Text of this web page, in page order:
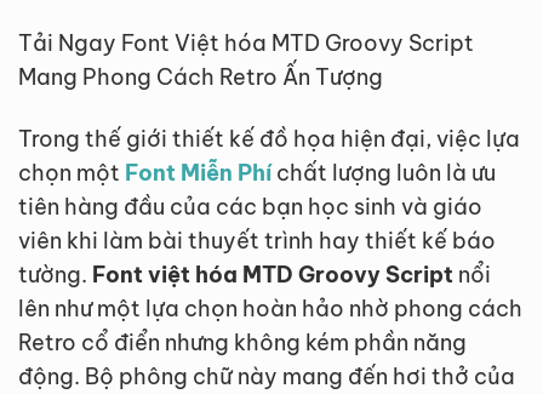
Tải Ngay Font Việt hóa MTD Groovy Script
Mang Phong Cách Retro Ấn Tượng
Trong thế giới thiết kế đồ họa hiện đại, việc lựa
chọn một Font Miễn Phíchất lượng luôn là ưu
tiên hàng đầu của các bạn học sinh và giáo
viên khi làm bài thuyết trình hay thiết kế báo
tường. Font việt hóa MTD Groovy Script nổi
lên như một lựa chọn hoàn hảo nhờ phong cách
Retro cổ điển nhưng không kém phần năng
động. Bộ phông chữ này mang đến hơi thở của